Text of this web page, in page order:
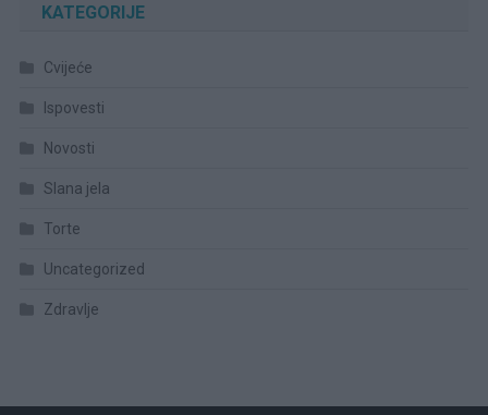
KATEGORIJE
Cvijeće
Ispovesti
Novosti
Slana jela
Torte
Uncategorized
Zdravlje